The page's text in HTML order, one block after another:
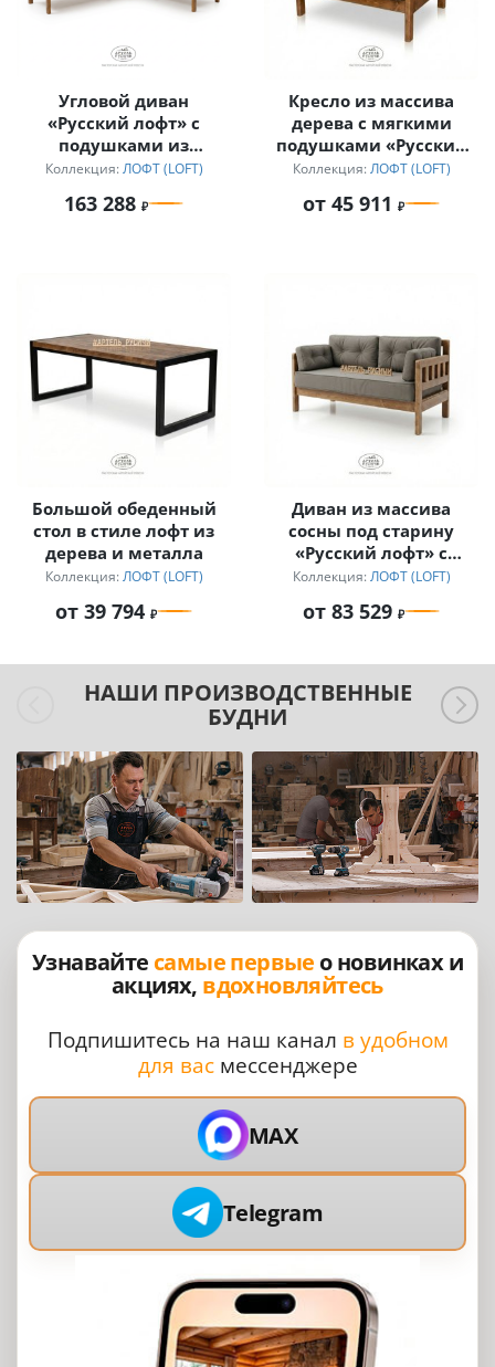
Угловой диван
«Русский лофт» с
подушками из
непромокаемой ткани
Коллекция: ЛОФТ (LOFT)
163 288
Кресло из массива
дерева с мягкими
подушками «Русский
лофт»
Коллекция: ЛОФТ (LOFT)
от 45 911
Большой обеденный
стол в стиле лофт из
дерева и металла
Коллекция: ЛОФТ (LOFT)
от 39 794
Диван из массива
сосны под старину
«Русский лофт» с
подушками
Коллекция: ЛОФТ (LOFT)
от 83 529
НАШИ ПРОИЗВОДСТВЕННЫЕ
БУДНИ
Узнавайте самые первые о новинках и
акциях, вдохновляйтесь
Подпишитесь на наш канал в удобном
для васмессенджере
MAX
Telegram